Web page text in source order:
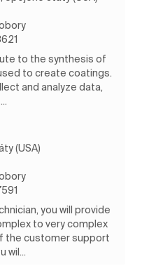
to the synthesis of
to create coatings.
and analyze data,
(USA)
you will provide
to very complex
the customer support
wil...